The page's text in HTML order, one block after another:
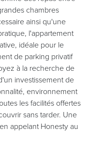
chambres
ainsi qu'une
l'appartement
idéale pour le
de parking privatif
à la recherche de
investissement de
environnement
les facilités offertes
sans tarder. Une
appelant Honesty au